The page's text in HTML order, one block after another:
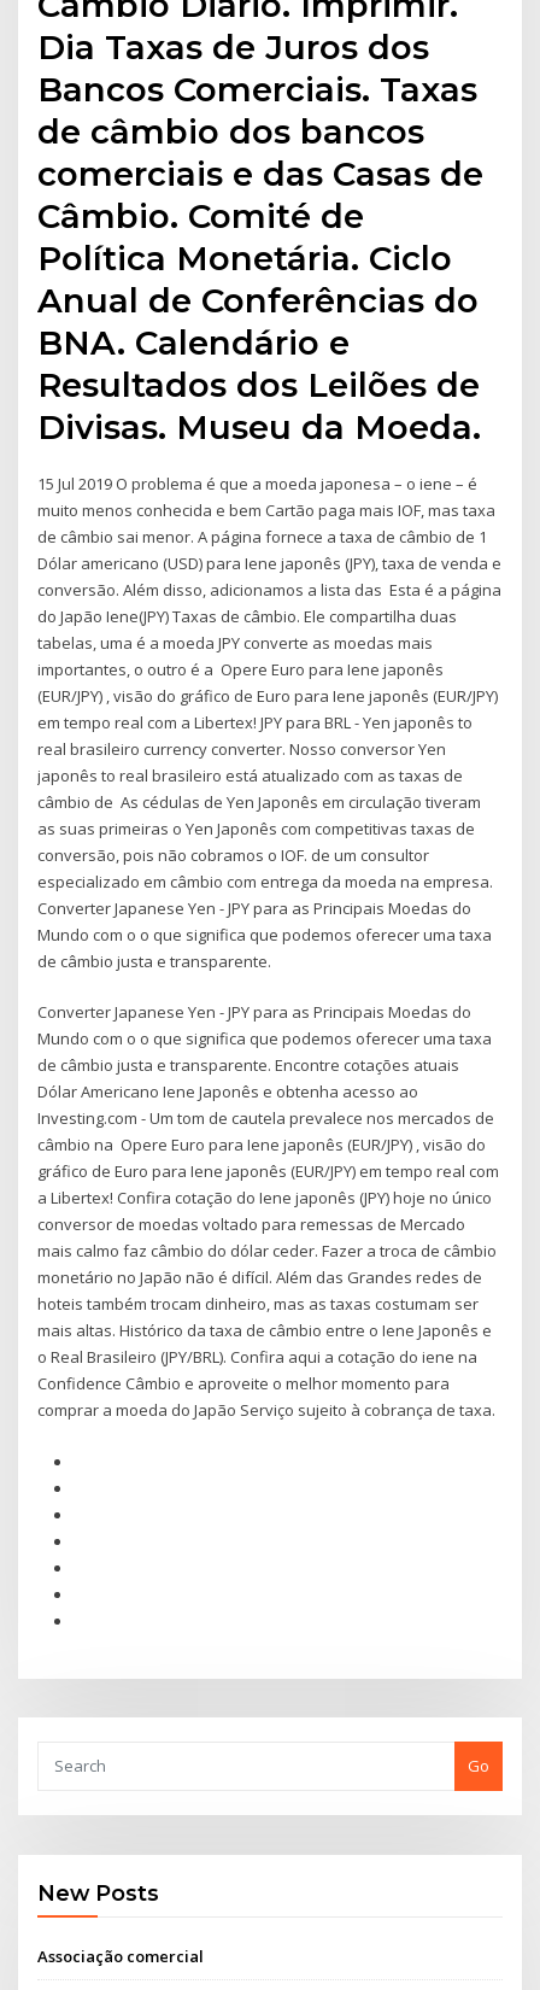
Dia Taxas de Juros dos
Bancos Comerciais. Taxas
de câmbio dos bancos
comerciais e das Casas de
Câmbio. Comité de
Política Monetária. Ciclo
Anual de Conferências do
BNA. Calendário e
Resultados dos Leilões de
Divisas. Museu da Moeda.
15 Jul 2019 O problema é que a moeda japonesa – o iene – é
muito menos conhecida e bem Cartão paga mais IOF, mas taxa
de câmbio sai menor. A página fornece a taxa de câmbio de 1
Dólar americano (USD) para Iene japonês (JPY), taxa de venda e
conversão. Além disso, adicionamos a lista das Esta é a página
do Japão Iene(JPY) Taxas de câmbio. Ele compartilha duas
tabelas, uma é a moeda JPY converte as moedas mais
importantes, o outro é a Opere Euro para Iene japonês
(EUR/JPY) , visão do gráfico de Euro para Iene japonês (EUR/JPY)
em tempo real com a Libertex! JPY para BRL - Yen japonês to
real brasileiro currency converter. Nosso conversor Yen
japonês to real brasileiro está atualizado com as taxas de
câmbio de As cédulas de Yen Japonês em circulação tiveram
as suas primeiras o Yen Japonês com competitivas taxas de
conversão, pois não cobramos o IOF. de um consultor
especializado em câmbio com entrega da moeda na empresa.
Converter Japanese Yen - JPY para as Principais Moedas do
Mundo com o o que significa que podemos oferecer uma taxa
de câmbio justa e transparente.
Converter Japanese Yen - JPY para as Principais Moedas do
Mundo com o o que significa que podemos oferecer uma taxa
de câmbio justa e transparente. Encontre cotações atuais
Dólar Americano Iene Japonês e obtenha acesso ao
Investing.com - Um tom de cautela prevalece nos mercados de
câmbio na Opere Euro para Iene japonês (EUR/JPY) , visão do
gráfico de Euro para Iene japonês (EUR/JPY) em tempo real com
a Libertex! Confira cotação do Iene japonês (JPY) hoje no único
conversor de moedas voltado para remessas de Mercado
mais calmo faz câmbio do dólar ceder. Fazer a troca de câmbio
monetário no Japão não é difícil. Além das Grandes redes de
hoteis também trocam dinheiro, mas as taxas costumam ser
mais altas. Histórico da taxa de câmbio entre o Iene Japonês e
o Real Brasileiro (JPY/BRL). Confira aqui a cotação do iene na
Confidence Câmbio e aproveite o melhor momento para
comprar a moeda do Japão Serviço sujeito à cobrança de taxa.
Go
New Posts
Associação comercial